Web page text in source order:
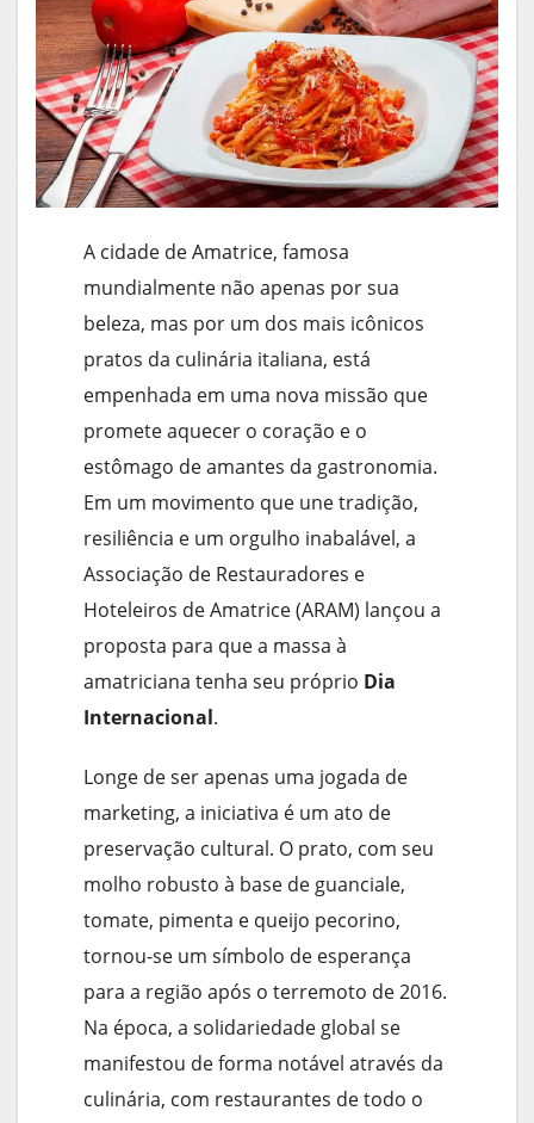
A cidade de Amatrice, famosa
mundialmente não apenas por sua
beleza, mas por um dos mais icônicos
pratos da culinária italiana, está
empenhada em uma nova missão que
promete aquecer o coração e o
estômago de amantes da gastronomia.
Em um movimento que une tradição,
resiliência e um orgulho inabalável, a
Associação de Restauradores e
Hoteleiros de Amatrice (ARAM) lançou a
proposta para que a massa à
amatriciana tenha seu próprio Dia
Internacional.
Longe de ser apenas uma jogada de
marketing, a iniciativa é um ato de
preservação cultural. O prato, com seu
molho robusto à base de guanciale,
tomate, pimenta e queijo pecorino,
tornou-se um símbolo de esperança
para a região após o terremoto de 2016.
Na época, a solidariedade global se
manifestou de forma notável através da
culinária, com restaurantes de todo o